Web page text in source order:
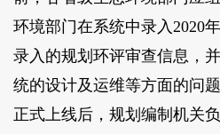
环境部门在系统中录入2020
录入的规划环评审查信息，
统的设计及运维等方面的问
正式上线后，规划编制机关